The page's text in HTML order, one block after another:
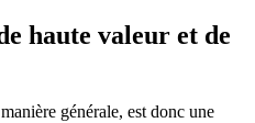
haute valeur et de
générale, est donc une